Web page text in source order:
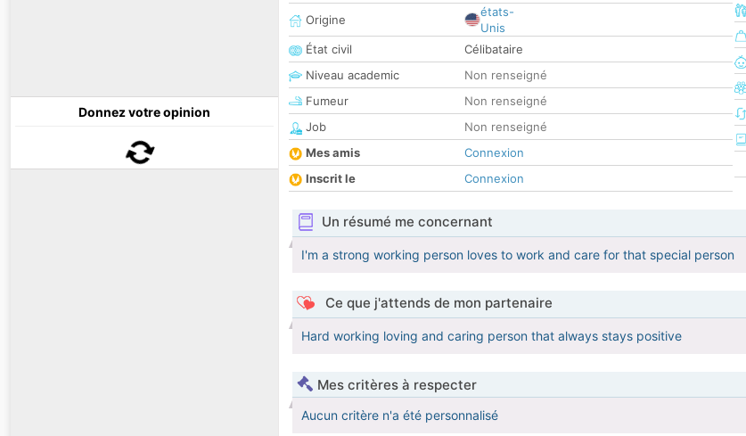
Donnez votre opinion
Origine
états-
Unis
État civil
Célibataire
Niveau academic
Non renseigné
Fumeur
Non renseigné
Job
Non renseigné
Mes amis
Connexion
Inscrit le
Connexion
Un résumé me concernant
I'm a strong working person loves to work and care for that special person
Ce que j'attends de mon partenaire
Hard working loving and caring person that always stays positive
Mes critères à respecter
Aucun critère n'a été personnalisé